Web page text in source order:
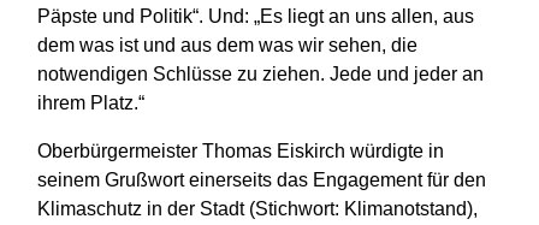
Päpste und Politik“. Und: „Es liegt an uns allen, aus
dem was ist und aus dem was wir sehen, die
notwendigen Schlüsse zu ziehen. Jede und jeder an
ihrem Platz.“
Oberbürgermeister Thomas Eiskirch würdigte in
seinem Grußwort einerseits das Engagement für den
Klimaschutz in der Stadt (Stichwort: Klimanotstand),